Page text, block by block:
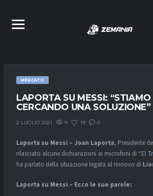
MERCATO
LAPORTA SU MESSI: “STIAMO
CERCANDO UNA SOLUZIONE”
2 LUGLIO 2021 4 19 0
Laporta su Messi – Joan Laporta, Presidente
rilasciato alcune dichiarazioni ai microfoni di “El
ha parlato della situazione legata al rinnovo di
Laporta su Messi – Ecco le sue parole: